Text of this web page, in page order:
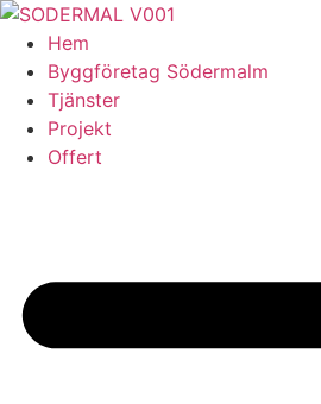
Skip
content
Hem
Byggföretag Södermalm
Tjänster
Projekt
Offert